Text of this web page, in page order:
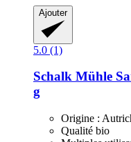
Ajouter
5.0 (1)
Schalk Mühle
g
Origine :
Qualité bio